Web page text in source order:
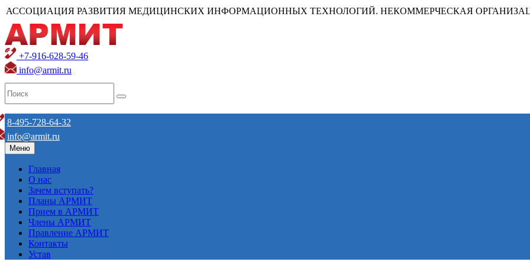
АССОЦИАЦИЯ РАЗВИТИЯ МЕДИЦИНСКИХ ИНФОРМАЦИОННЫХ ТЕХНОЛОГИЙ. НЕКОММЕРЧЕСКАЯ
+7-916-628-59-46
info@armit.ru
8-495-728-64-32
info@armit.ru
Меню
Главная
О нас
Зачем вступать?
Планы АРМИТ
Прием в АРМИТ
Члены АРМИТ
Правление АРМИТ
Контакты
Устав